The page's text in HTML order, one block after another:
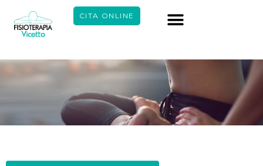
CITA ONLINE